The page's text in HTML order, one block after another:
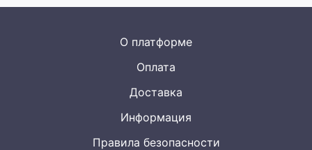
О платформе
Оплата
Доставка
Информация
Правила безопасности